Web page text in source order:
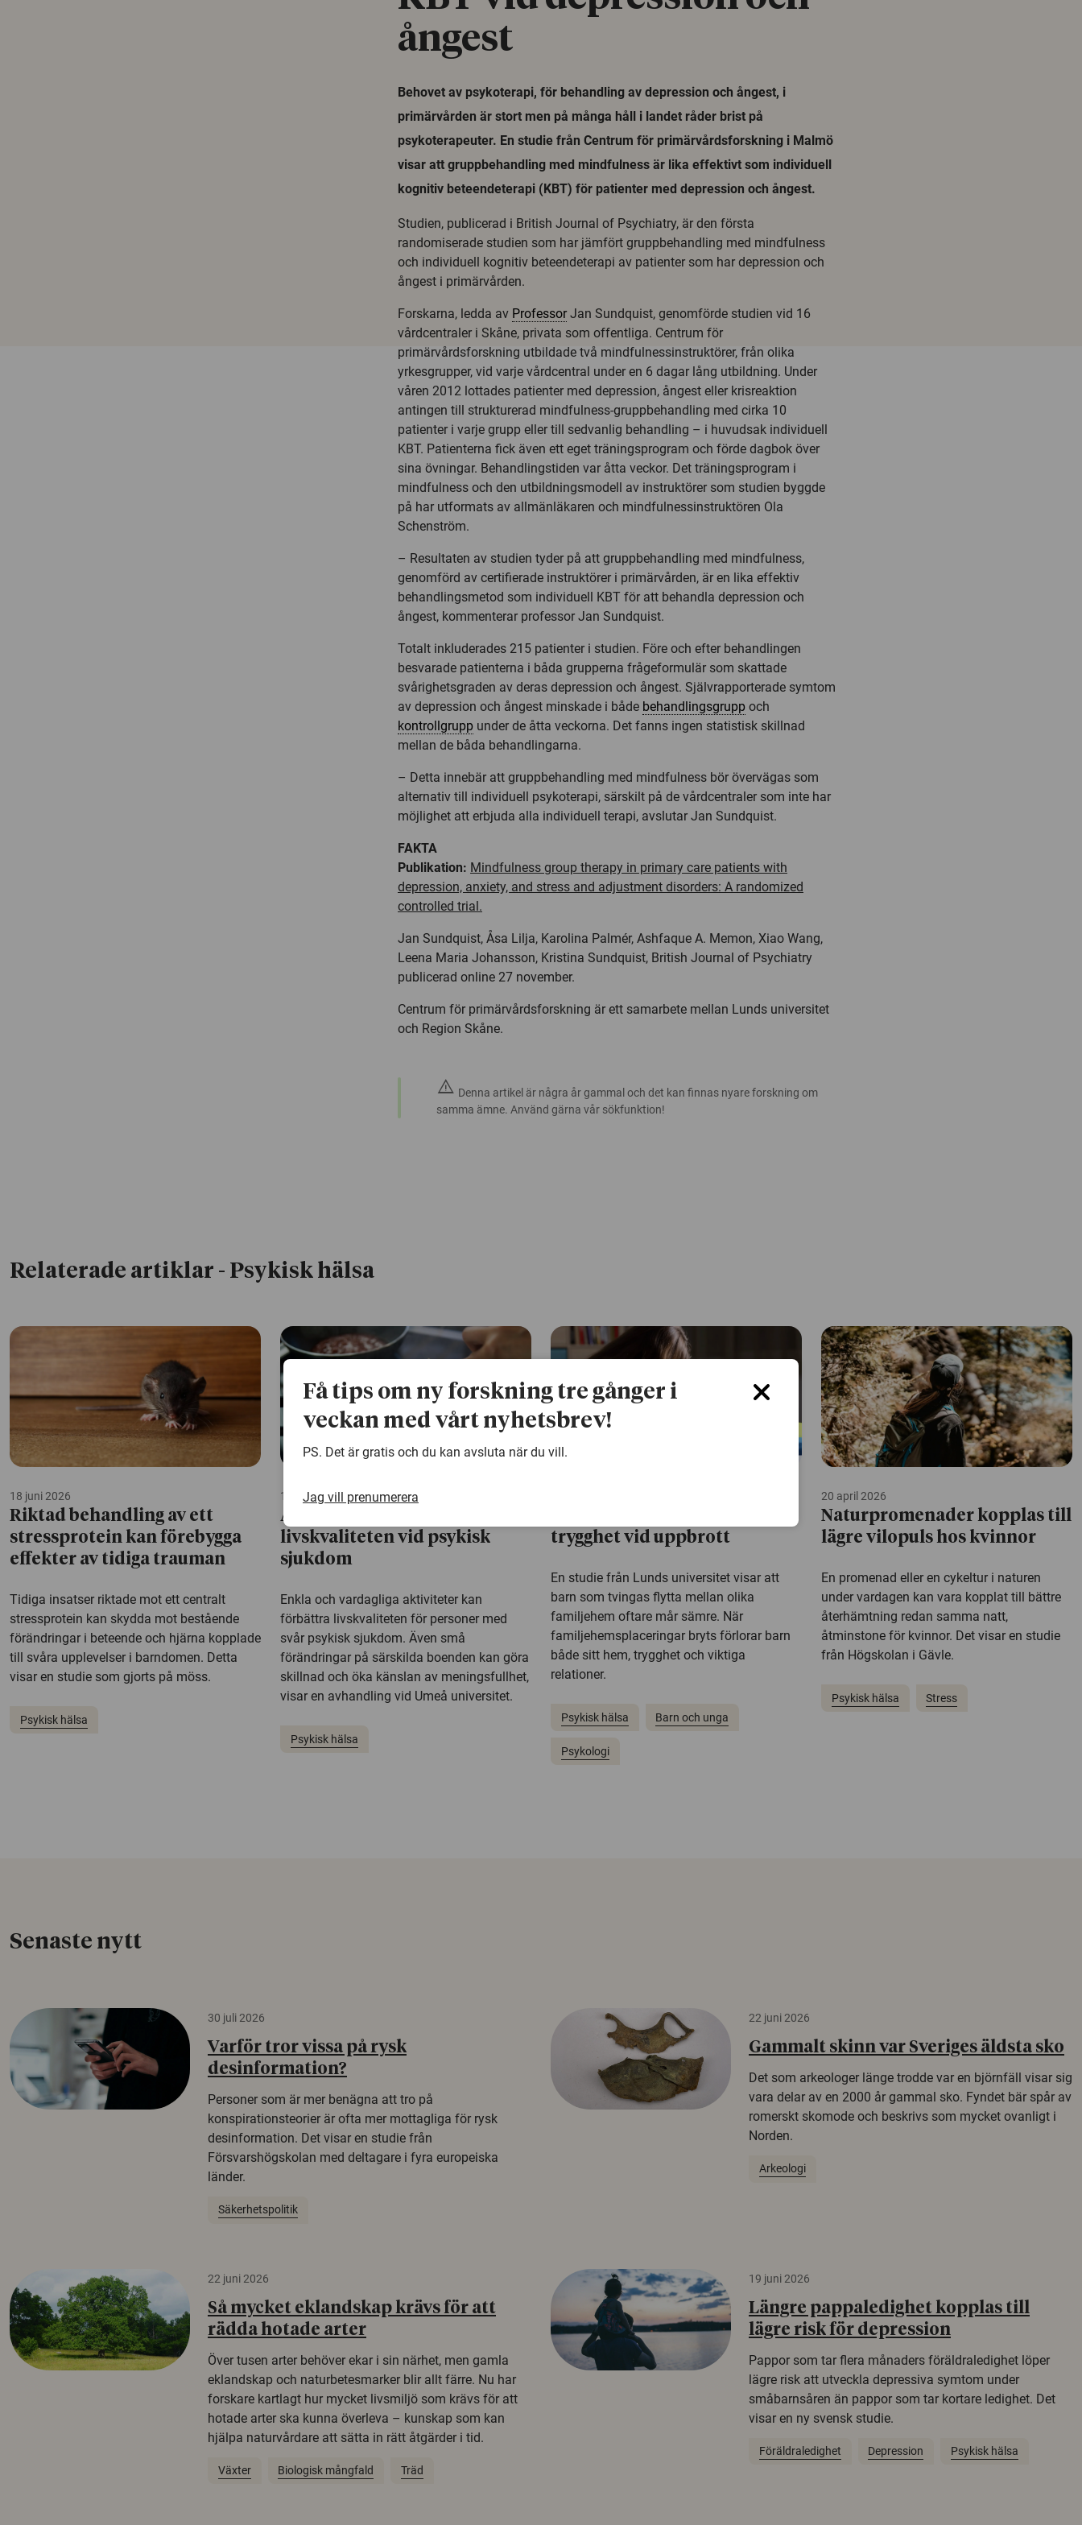
ångest
Behovet av psykoterapi, för behandling av depression och ångest, i
primärvården är stort men på många håll i landet råder brist på
psykoterapeuter. En studie från Centrum för primärvårdsforskning i Malmö
visar att gruppbehandling med mindfulness är lika effektivt som individuell
kognitiv beteendeterapi (KBT) för patienter med depression och ångest.
Studien, publicerad i British Journal of Psychiatry, är den första
randomiserade studien som har jämfört gruppbehandling med mindfulness
och individuell kognitiv beteendeterapi av patienter som har depression och
ångest i primärvården.
Forskarna, ledda av ProfessorJan Sundquist, genomförde studien vid 16
vårdcentraler i Skåne, privata som offentliga. Centrum för
primärvårdsforskning utbildade två mindfulnessinstruktörer, från olika
yrkesgrupper, vid varje vårdcentral under en 6 dagar lång utbildning. Under
våren 2012 lottades patienter med depression, ångest eller krisreaktion
antingen till strukturerad mindfulness-gruppbehandling med cirka 10
patienter i varje grupp eller till sedvanlig behandling – i huvudsak individuell
KBT. Patienterna fick även ett eget träningsprogram och förde dagbok över
sina övningar. Behandlingstiden var åtta veckor. Det träningsprogram i
mindfulness och den utbildningsmodell av instruktörer som studien byggde
på har utformats av allmänläkaren och mindfulnessinstruktören Ola
Schenström.
– Resultaten av studien tyder på att gruppbehandling med mindfulness,
genomförd av certifierade instruktörer i primärvården, är en lika effektiv
behandlingsmetod som individuell KBT för att behandla depression och
ångest, kommenterar professor Jan Sundquist.
Totalt inkluderades 215 patienter i studien. Före och efter behandlingen
besvarade patienterna i båda grupperna frågeformulär som skattade
svårighetsgraden av deras depression och ångest. Självrapporterade symtom
av depression och ångest minskade i både behandlingsgrupp och
kontrollgrupp under de åtta veckorna. Det fanns ingen statistisk skillnad
mellan de båda behandlingarna.
– Detta innebär att gruppbehandling med mindfulness bör övervägas som
alternativ till individuell psykoterapi, särskilt på de vårdcentraler som inte har
möjlighet att erbjuda alla individuell terapi, avslutar Jan Sundquist.
FAKTA
Publikation: Mindfulness group therapy in primary care patients with
depression, anxiety, and stress and adjustment disorders: A randomized
controlled trial.
Jan Sundquist, Åsa Lilja, Karolina Palmér, Ashfaque A. Memon, Xiao Wang,
Leena Maria Johansson, Kristina Sundquist, British Journal of Psychiatry
publicerad online 27 november.
Centrum för primärvårdsforskning är ett samarbete mellan Lunds universitet
och Region Skåne.
warning Denna artikel är några år gammal och det kan finnas nyare forskning om
samma ämne. Använd gärna vår sökfunktion!
Relaterade artiklar - Psykisk hälsa
18 juni 2026
Riktad behandling av ett
stressprotein kan förebygga
effekter av tidiga trauman
Tidiga insatser riktade mot ett centralt
stressprotein kan skydda mot bestående
förändringar i beteende och hjärna kopplade
till svåra upplevelser i barndomen. Detta
visar en studie som gjorts på möss.
Psykisk hälsa
15 juni 2026
Aktiviteter kan stärka
livskvaliteten vid psykisk
sjukdom
Enkla och vardagliga aktiviteter kan
förbättra livskvaliteten för personer med
svår psykisk sjukdom. Även små
förändringar på särskilda boenden kan göra
skillnad och öka känslan av meningsfullhet,
visar en avhandling vid Umeå universitet.
Psykisk hälsa
trygghet vid uppbrott
En studie från Lunds universitet visar att
barn som tvingas flytta mellan olika
familjehem oftare mår sämre. När
familjehemsplaceringar bryts förlorar barn
både sitt hem, trygghet och viktiga
relationer.
Psykisk hälsa Barn och unga
Psykologi
20 april 2026
Naturpromenader kopplas till
lägre vilopuls hos kvinnor
En promenad eller en cykeltur i naturen
under vardagen kan vara kopplat till bättre
återhämtning redan samma natt,
åtminstone för kvinnor. Det visar en studie
från Högskolan i Gävle.
Psykisk hälsa Stress
Senaste nytt
30 juli 2026
Varför tror vissa på rysk
desinformation?
Personer som är mer benägna att tro på
konspirationsteorier är ofta mer mottagliga för rysk
desinformation. Det visar en studie från
Försvarshögskolan med deltagare i fyra europeiska
länder.
Säkerhetspolitik
22 juni 2026
Gammalt skinn var Sveriges äldsta sko
Det som arkeologer länge trodde var en björnfäll visar sig
vara delar av en 2000 år gammal sko. Fyndet bär spår av
romerskt skomode och beskrivs som mycket ovanligt i
Norden.
Arkeologi
22 juni 2026
Så mycket eklandskap krävs för att
rädda hotade arter
Över tusen arter behöver ekar i sin närhet, men gamla
eklandskap och naturbetesmarker blir allt färre. Nu har
forskare kartlagt hur mycket livsmiljö som krävs för att
hotade arter ska kunna överleva – kunskap som kan
hjälpa naturvårdare att sätta in rätt åtgärder i tid.
Växter Biologisk mångfald Träd
19 juni 2026
Längre pappaledighet kopplas till
lägre risk för depression
Pappor som tar flera månaders föräldraledighet löper
lägre risk att utveckla depressiva symtom under
småbarnsåren än pappor som tar kortare ledighet. Det
visar en ny svensk studie.
Föräldraledighet Depression Psykisk hälsa
Få tips om ny forskning tre gånger i
veckan med vårt nyhetsbrev!
PS. Det är gratis och du kan avsluta när du vill.
Jag vill prenumerera